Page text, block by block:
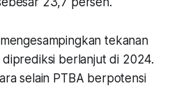
tekanan
diprediksi berlanjut di 2024.
selain PTBA berpotensi